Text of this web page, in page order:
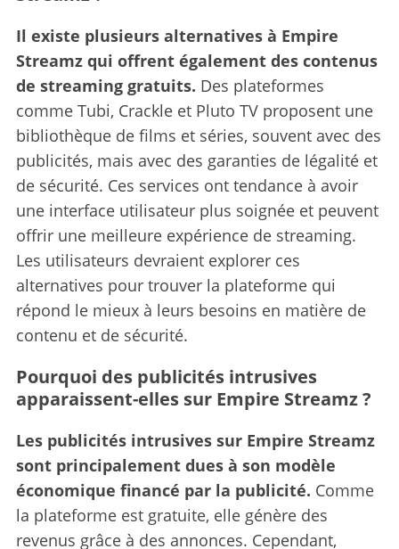
Il existe plusieurs alternatives à Empire
Streamz qui offrent également des contenus
de streaming gratuits. Des plateformes
comme Tubi, Crackle et Pluto TV proposent une
bibliothèque de films et séries, souvent avec des
publicités, mais avec des garanties de légalité et
de sécurité. Ces services ont tendance à avoir
une interface utilisateur plus soignée et peuvent
offrir une meilleure expérience de streaming.
Les utilisateurs devraient explorer ces
alternatives pour trouver la plateforme qui
répond le mieux à leurs besoins en matière de
contenu et de sécurité.
Pourquoi des publicités intrusives
apparaissent-elles sur Empire Streamz ?
Les publicités intrusives sur Empire Streamz
sont principalement dues à son modèle
économique financé par la publicité. Comme
la plateforme est gratuite, elle génère des
revenus grâce à des annonces. Cependant,